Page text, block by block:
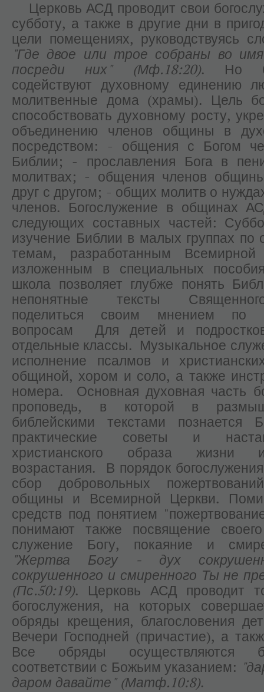
Церковь АСД проводит свои
субботу, а также в другие дни в
цели помещениях, руководствуясь
"Где двое или трое собраны во
посреди них" (Мф.18:20). Но
содействуют духовному единению
молитвенные дома (храмы). Цель
способствовать духовному росту,
объединению членов общины в
посредством: - общения с Богом
Библии; - прославления Бога в
молитвах; - общения членов
друг с другом; - общих молитв о
членов. Богослужение в общинах
следующих составных частей:
изучение Библии в малых группах по
темам, разработанным
изложенным в специальных
школа позволяет глубже понять
непонятные тексты
поделиться своим мнением по
вопросам Для детей и
отдельные классы. Музыкальное
исполнение псалмов и
общиной, хором и соло, а также
номера. Основная духовная часть
проповедь, в которой в
библейскими текстами познается
практические советы и
христианского образа жизни
возрастания. В порядок
сбор добровольных
общины и Всемирной Церкви.
средств под понятием
понимают также посвящение
служение Богу, покаяние и
"Жертва Богу - дух
сокрушенного и смиренного Ты не
(Пс.50:19). Церковь АСД проводит
богослужения, на которых
обряды крещения, благословения
Вечери Господней (причастие), а
Все обряды осуществляются
соответствии с Божьим указанием:
даром давайте" (Матф.10:8).